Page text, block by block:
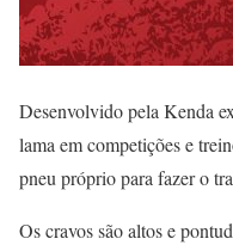
Desenvolvido pela Kenda
lama em competições e
pneu próprio para fazer o
Os cravos são altos e